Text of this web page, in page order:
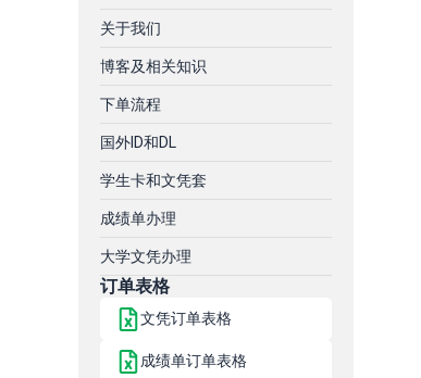
关于我们
博客及相关知识
下单流程
国外ID和DL
学生卡和文凭套
成绩单办理
大学文凭办理
订单表格
文凭订单表格
成绩单订单表格